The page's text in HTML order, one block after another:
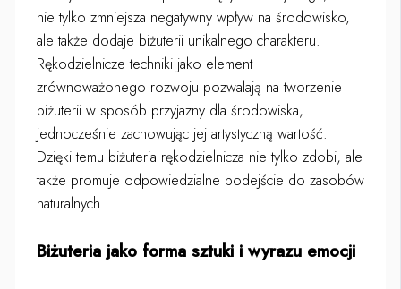
nie tylko zmniejsza negatywny wpływ na środowisko,
ale także dodaje biżuterii unikalnego charakteru.
Rękodzielnicze techniki jako element
zrównoważonego rozwoju pozwalają na tworzenie
biżuterii w sposób przyjazny dla środowiska,
jednocześnie zachowując jej artystyczną wartość.
Dzięki temu biżuteria rękodzielnicza nie tylko zdobi, ale
także promuje odpowiedzialne podejście do zasobów
naturalnych.
Biżuteria jako forma sztuki i wyrazu emocji